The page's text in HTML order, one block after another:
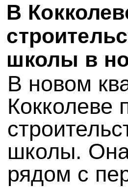
В
школы в
В новом
Кокколеве
школы.
рядом с